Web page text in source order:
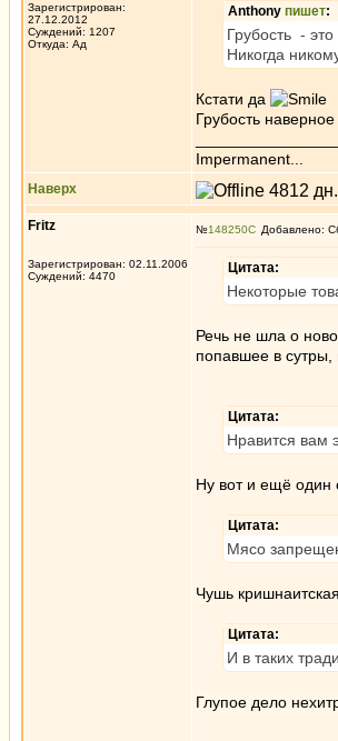
Зарегистрирован:
27.12.2012
Суждений: 1207
Откуда: Ад
Anthony пишет:
Грубость -
Никогда
Кстати да
Грубость
Impermanent...
Наверх
Fritz
Зарегистрирован: 02.11.2006
Суждений: 4470
№148250 Добавлено:
Цитата:
Некоторые
Речь не шла о
попавшее в сутры,
Цитата:
Нравится вам
Ну вот и ещё один
Цитата:
Мясо
Чушь кришнаитская.
Цитата:
И в таких
Глупое дело